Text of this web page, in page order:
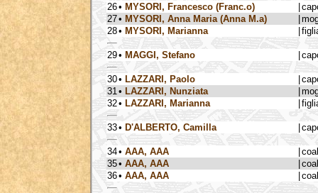
26• MYSORI, Francesco (Franc.o)
27• MYSORI, Anna Maria (Anna M.a)
28• MYSORI, Marianna
29• MAGGI, Stefano
30• LAZZARI, Paolo
31 • LAZZARI, Nunziata
32• LAZZARI, Marianna
33• D'ALBERTO, Camilla
34• AAA, AAA
35• AAA, AAA
36• AAA, AAA